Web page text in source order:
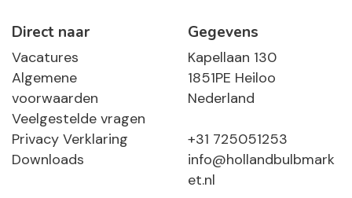
Direct naar
Vacatures
Algemene
voorwaarden
Veelgestelde vragen
Privacy Verklaring
Downloads
Gegevens
Kapellaan 130
1851PE Heiloo
Nederland
+31 725051253
info@hollandbulbmark
et.nl